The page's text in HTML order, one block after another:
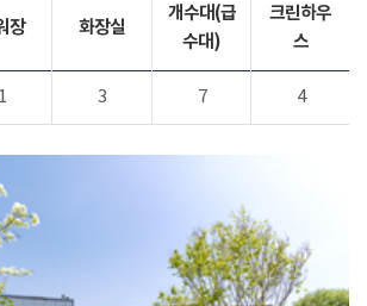
장 화장실
개수대(급
수대)
크린하우
스
1 3 7 4